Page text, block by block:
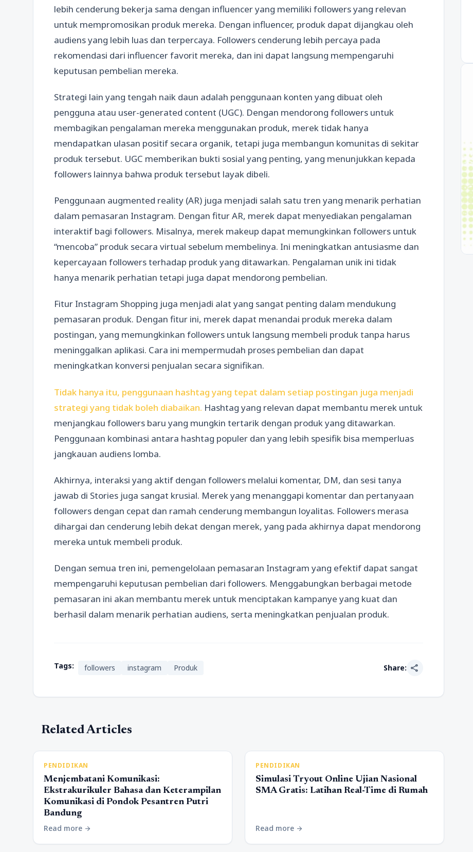
lebih cenderung bekerja sama dengan influencer yang memiliki followers yang relevan
untuk mempromosikan produk mereka. Dengan influencer, produk dapat dijangkau oleh
audiens yang lebih luas dan terpercaya. Followers cenderung lebih percaya pada
rekomendasi dari influencer favorit mereka, dan ini dapat langsung mempengaruhi
keputusan pembelian mereka.
Strategi lain yang tengah naik daun adalah penggunaan konten yang dibuat oleh
pengguna atau user-generated content (UGC). Dengan mendorong followers untuk
membagikan pengalaman mereka menggunakan produk, merek tidak hanya
mendapatkan ulasan positif secara organik, tetapi juga membangun komunitas di sekitar
produk tersebut. UGC memberikan bukti sosial yang penting, yang menunjukkan kepada
followers lainnya bahwa produk tersebut layak dibeli.
Penggunaan augmented reality (AR) juga menjadi salah satu tren yang menarik perhatian
dalam pemasaran Instagram. Dengan fitur AR, merek dapat menyediakan pengalaman
interaktif bagi followers. Misalnya, merek makeup dapat memungkinkan followers untuk
“mencoba” produk secara virtual sebelum membelinya. Ini meningkatkan antusiasme dan
kepercayaan followers terhadap produk yang ditawarkan. Pengalaman unik ini tidak
hanya menarik perhatian tetapi juga dapat mendorong pembelian.
Fitur Instagram Shopping juga menjadi alat yang sangat penting dalam mendukung
pemasaran produk. Dengan fitur ini, merek dapat menandai produk mereka dalam
postingan, yang memungkinkan followers untuk langsung membeli produk tanpa harus
meninggalkan aplikasi. Cara ini mempermudah proses pembelian dan dapat
meningkatkan konversi penjualan secara signifikan.
Tidak hanya itu, penggunaan hashtag yang tepat dalam setiap postingan juga menjadi
strategi yang tidak boleh diabaikan. Hashtag yang relevan dapat membantu merek untuk
menjangkau followers baru yang mungkin tertarik dengan produk yang ditawarkan.
Penggunaan kombinasi antara hashtag populer dan yang lebih spesifik bisa memperluas
jangkauan audiens lomba.
Akhirnya, interaksi yang aktif dengan followers melalui komentar, DM, dan sesi tanya
jawab di Stories juga sangat krusial. Merek yang menanggapi komentar dan pertanyaan
followers dengan cepat dan ramah cenderung membangun loyalitas. Followers merasa
dihargai dan cenderung lebih dekat dengan merek, yang pada akhirnya dapat mendorong
mereka untuk membeli produk.
Dengan semua tren ini, pemengelolaan pemasaran Instagram yang efektif dapat sangat
mempengaruhi keputusan pembelian dari followers. Menggabungkan berbagai metode
pemasaran ini akan membantu merek untuk menciptakan kampanye yang kuat dan
berhasil dalam menarik perhatian audiens, serta meningkatkan penjualan produk.
Tags: followers instagram Produk Share: share
Related Articles
PENDIDIKAN
Menjembatani Komunikasi:
Ekstrakurikuler Bahasa dan Keterampilan
Komunikasi di Pondok Pesantren Putri
Bandung
Read more arrow_forward
PENDIDIKAN
Simulasi Tryout Online Ujian Nasional
SMA Gratis: Latihan Real-Time di Rumah
Read more arrow_forward